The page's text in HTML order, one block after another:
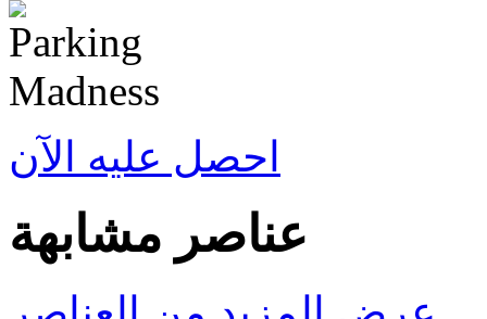
احصل عليه الآن
عناصر مشابهة